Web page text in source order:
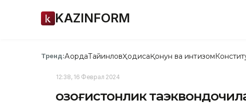
KAZINFORM
Тренд:АқордаТайинловҲодисаҚонун ва интизом
12:38, 16 Феврал 2024
Қозоғистонлик